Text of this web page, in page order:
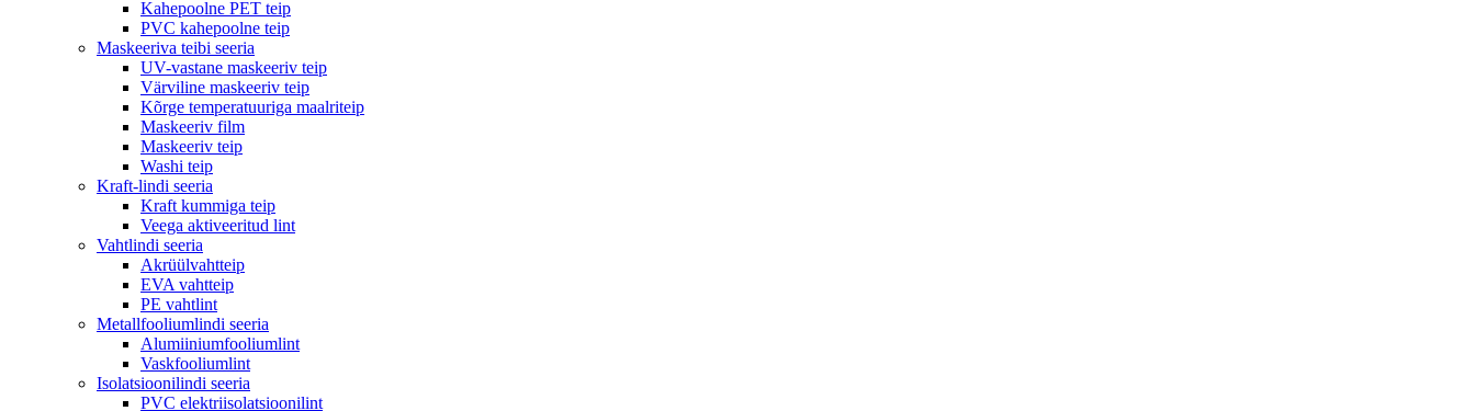
Kahepoolne PET teip
PVC kahepoolne teip
Maskeeriva teibi seeria
UV-vastane maskeeriv teip
Värviline maskeeriv teip
Kõrge temperatuuriga maalriteip
Maskeeriv film
Maskeeriv teip
Washi teip
Kraft-lindi seeria
Kraft kummiga teip
Veega aktiveeritud lint
Vahtlindi seeria
Akrüülvahtteip
EVA vahtteip
PE vahtlint
Metallfooliumlindi seeria
Alumiiniumfooliumlint
Vaskfooliumlint
Isolatsioonilindi seeria
PVC elektriisolatsioonilint